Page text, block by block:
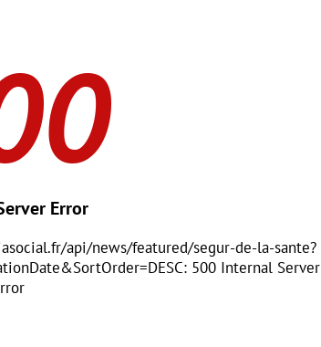
Error
api/news/featured/segur-de-la-sante?
500 Internal Server